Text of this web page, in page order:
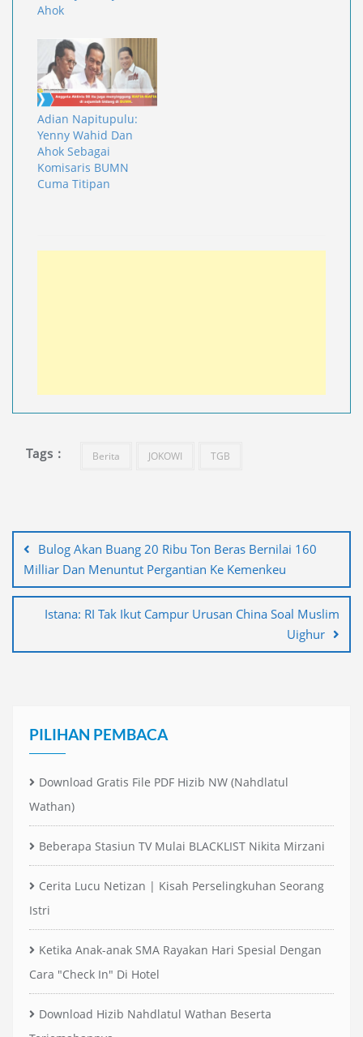
Ahok
Adian Napitupulu:
Yenny Wahid Dan
Ahok Sebagai
Komisaris BUMN
Cuma Titipan
Tags : Berita JOKOWI TGB
posBulog Akan Buang 20 Ribu Ton Beras Bernilai 160
Milliar Dan Menuntut Pergantian Ke Kemenkeu
Istana: RI Tak Ikut Campur Urusan China Soal Muslim
Uighur
PILIHAN PEMBACA
Download Gratis File PDF Hizib NW (Nahdlatul
Wathan)
Beberapa Stasiun TV Mulai BLACKLIST Nikita Mirzani
Cerita Lucu Netizan | Kisah Perselingkuhan Seorang
Istri
Ketika Anak-anak SMA Rayakan Hari Spesial Dengan
Cara "Check In" Di Hotel
Download Hizib Nahdlatul Wathan Beserta